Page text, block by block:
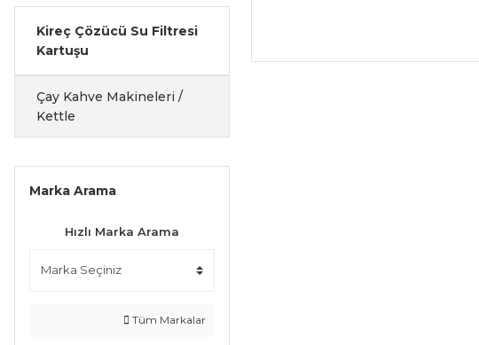
Kireç Çözücü Su Filtresi
Kartuşu
Çay Kahve Makineleri /
Kettle
Marka Arama
Hızlı Marka Arama
Tüm Markalar